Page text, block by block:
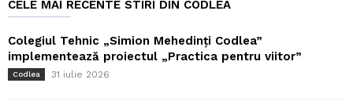
CELE MAI RECENTE STIRI DIN CODLEA
Colegiul Tehnic „Simion Mehedinți Codlea”
implementează proiectul „Practica pentru viitor”
Codlea 31 iulie 2026